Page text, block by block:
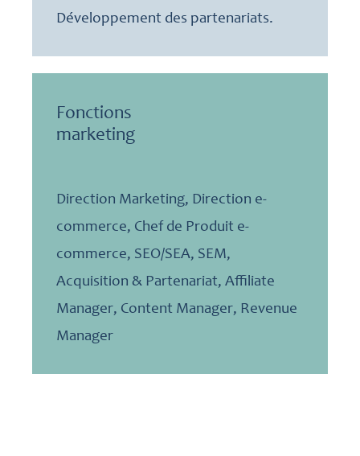
Développement des partenariats.
Fonctions
marketing
Direction Marketing, Direction e-
commerce, Chef de Produit e-
commerce, SEO/SEA, SEM,
Acquisition & Partenariat, Affiliate
Manager, Content Manager, Revenue
Manager